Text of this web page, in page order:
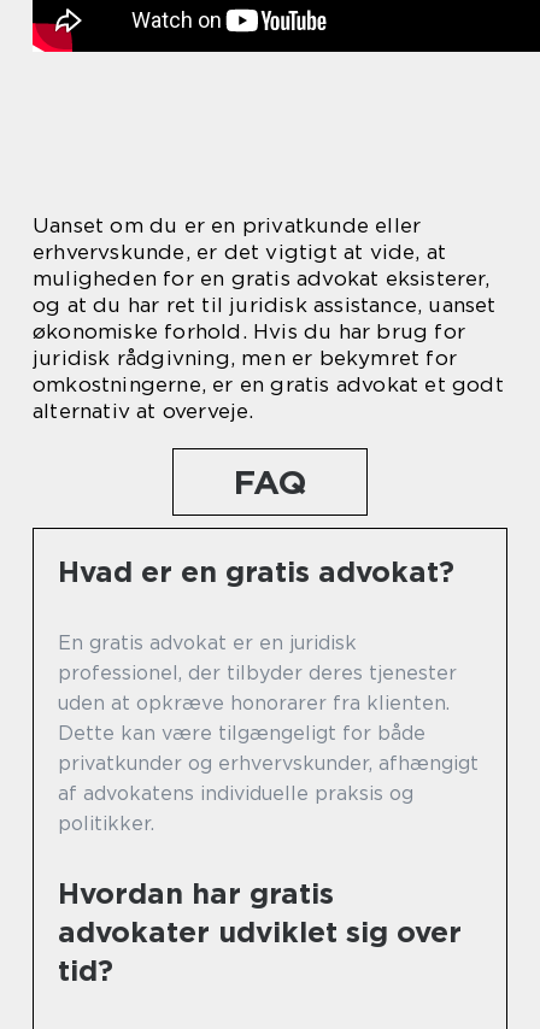
Uanset om du er en privatkunde eller
erhvervskunde, er det vigtigt at vide, at
muligheden for en gratis advokat eksisterer,
og at du har ret til juridisk assistance, uanset
økonomiske forhold. Hvis du har brug for
juridisk rådgivning, men er bekymret for
omkostningerne, er en gratis advokat et godt
alternativ at overveje.
FAQ
Hvad er en gratis advokat?
En gratis advokat er en juridisk
professionel, der tilbyder deres tjenester
uden at opkræve honorarer fra klienten.
Dette kan være tilgængeligt for både
privatkunder og erhvervskunder, afhængigt
af advokatens individuelle praksis og
politikker.
Hvordan har gratis
advokater udviklet sig over
tid?